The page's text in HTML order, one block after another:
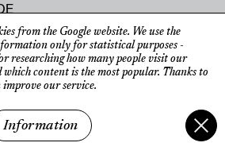
from the Google website. We use the
only for statistical purposes -
researching how many people visit our
which content is the most popular. Thanks to
improve our service.
Information